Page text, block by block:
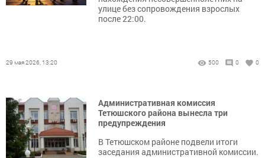
улице без сопровождения взрослых
после 22:00.
29 мая 2026, 13:20 500 0 0
Административная комиссия
Тетюшского района вынесла три
предупреждения
В Тетюшском районе подвели итоги
заседания административной комиссии.